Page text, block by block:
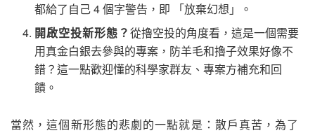
都給了自己 4 個字警告，即 「放棄幻想」。
開啟空投新形態？從擼空投的角度看，這是一個需要
用真金白銀去參與的專案，防羊毛和擼子效果好像不
錯？這一點歡迎懂的科學家群友、專案方補充和回
饋。
當然，這個新形態的悲劇的一點就是：散戶真苦，為了